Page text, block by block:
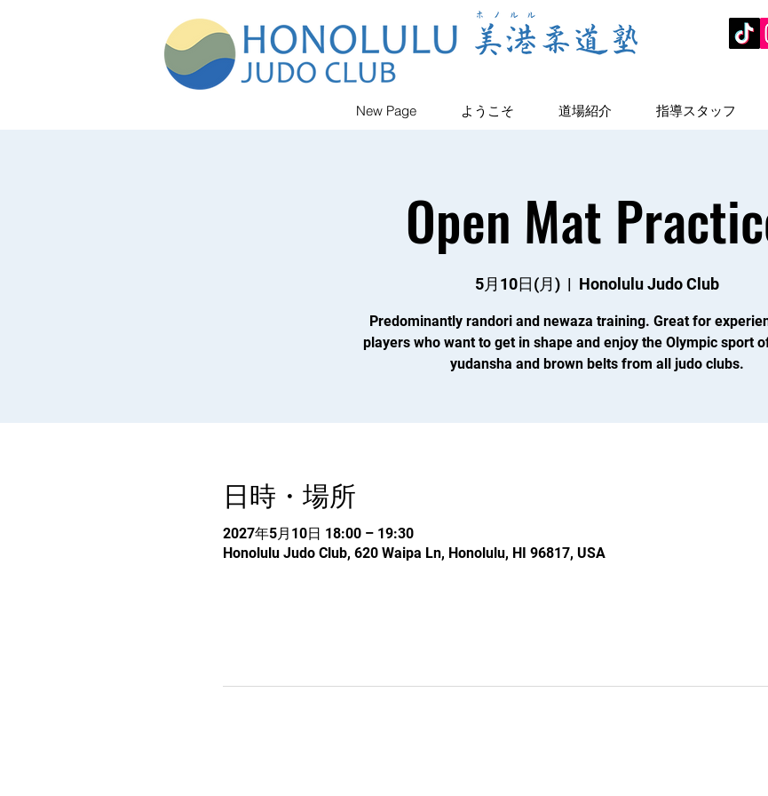
New Page ようこそ 道場紹介 指導スタッフ
Open Mat
5月10日(月)
  |
Honolulu Judo Club
Predominantly randori and newaza training. Great for
players who want to get in shape and enjoy the Olympic sport
yudansha and brown belts from all judo clubs.
日時・場所
2027年5月10日 18:00 – 19:30
Honolulu Judo Club, 620 Waipa Ln, Honolulu, HI 96817, USA